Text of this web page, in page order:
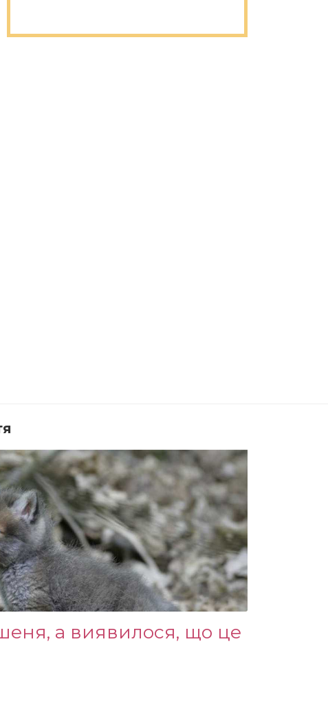
а виявилося, що це